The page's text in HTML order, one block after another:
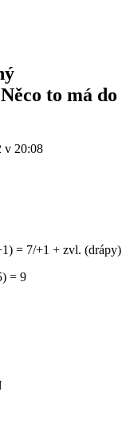
v 20:08
= 7/+1 + zvl. (drápy)
= 9